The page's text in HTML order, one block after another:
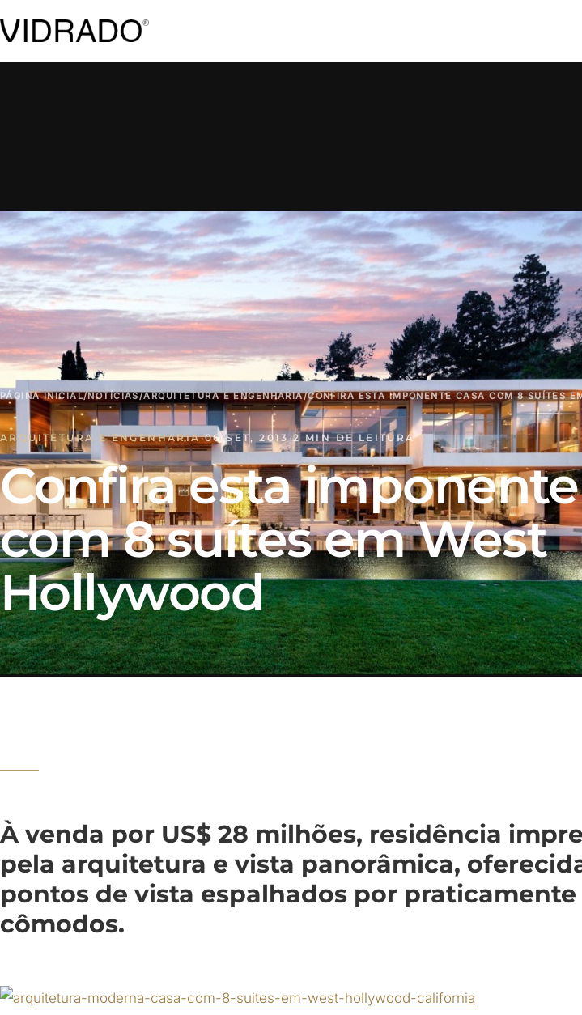
PÁGINA INICIAL/NOTÍCIAS/ARQUITETURA E ENGENHARIA/CONFIRA ESTA IMPONENTE CASA COM 8 SUÍTES
ARQUITETURA E ENGENHARIA·06 SET, 2013·2 MIN DE LEITURA
Confira esta
com 8 suítes em West
Hollywood
À venda por US$ 28 milhões, residência
pela arquitetura e vista panorâmica,
pontos de vista espalhados por praticamente
cômodos.